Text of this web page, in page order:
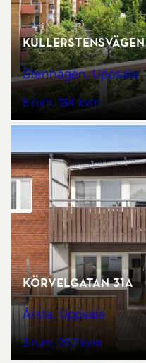
Kullerstensvägen
Stenhagen, Uppsala
5 rum 134 kvm
Körvelgatan 31A
Årsta, Uppsala
3 rum 79,7 kvm